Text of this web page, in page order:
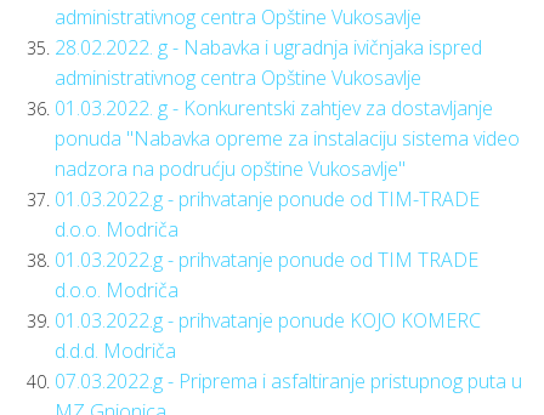
administrativnog centra Opštine Vukosavlje
28.02.2022. g - Nabavka i ugradnja ivičnjaka ispred
administrativnog centra Opštine Vukosavlje
01.03.2022. g - Konkurentski zahtjev za dostavljanje
ponuda "Nabavka opreme za instalaciju sistema video
nadzora na podrućju opštine Vukosavlje"
01.03.2022.g - prihvatanje ponude od TIM-TRADE
d.o.o. Modriča
01.03.2022.g - prihvatanje ponude od TIM TRADE
d.o.o. Modriča
01.03.2022.g - prihvatanje ponude KOJO KOMERC
d.d.d. Modriča
07.03.2022.g - Priprema i asfaltiranje pristupnog puta u